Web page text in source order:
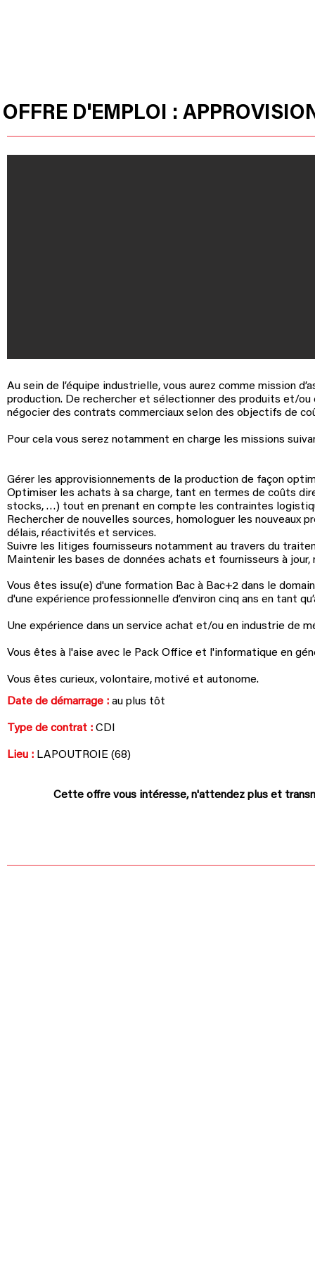
OFFRE D'EMPLOI :
Au sein de l’équipe industrielle, vous aurez comme mission
production. De rechercher et sélectionner des produits et/
négocier des contrats commerciaux selon des objectifs de
Pour cela vous serez notamment en charge les missions
Gérer les approvisionnements de la production de façon
Optimiser les achats à sa charge, tant en termes de coûts
stocks, …) tout en prenant en compte les contraintes
Rechercher de nouvelles sources, homologuer les
délais, réactivités et services.
Suivre les litiges fournisseurs notamment au travers du
Maintenir les bases de données achats et fournisseurs à jour,
​Vous êtes issu(e) d'une formation Bac à Bac+2 dans le
d'une expérience professionnelle d’environ cinq ans en tant
Une expérience dans un service achat et/ou en industrie de
Vous êtes à l'aise avec le Pack Office et l'informatique en
Vous êtes curieux, volontaire, motivé et autonome.
Date de démarrage : au plus tôt
Type de contrat : CDI
Lieu : LAPOUTROIE (68)
Cette offre vous intéresse, n'attendez plus et